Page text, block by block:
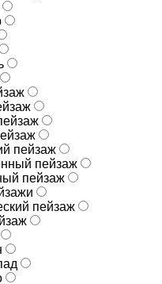
пейзаж
пейзаж
пейзаж
пейзаж